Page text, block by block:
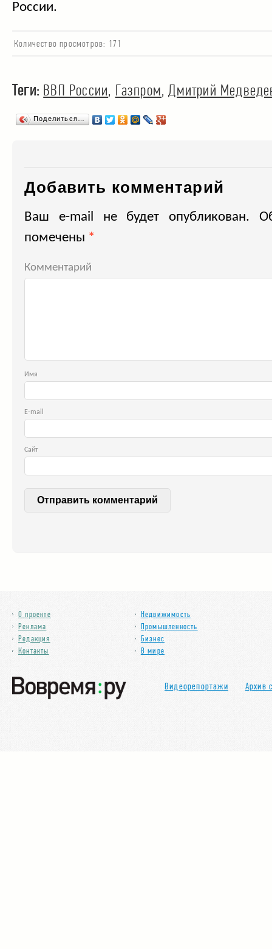
России.
Количество просмотров: 171
Теги: ВВП России, Газпром,Дмитрий
Поделиться…
Добавить комментарий
Ваш e-mail не будет опубликован.
помечены *
Комментарий
E-
Сайт
О проекте
Реклама
Редакция
Контакты
Недвижимость
Промышленность
Бизнес
В мире
Видеорепортажи Архив